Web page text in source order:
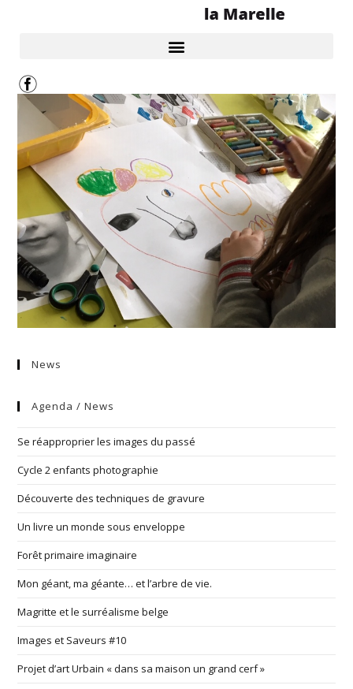
News
Agenda / News
Se réapproprier les images du passé
Cycle 2 enfants photographie
Découverte des techniques de gravure
Un livre un monde sous enveloppe
Forêt primaire imaginaire
Mon géant, ma géante… et l’arbre de vie.
Magritte et le surréalisme belge
Images et Saveurs #10
Projet d’art Urbain « dans sa maison un grand cerf »